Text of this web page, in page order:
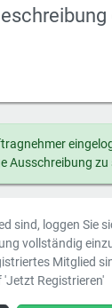
Ausschreibung zu
sind, loggen Sie
vollständig
Mitglied
'Jetzt Registrieren'